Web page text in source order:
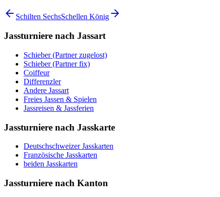
Schilten SechsSchellen König
Jassturniere nach Jassart
Schieber (Partner zugelost)
Schieber (Partner fix)
Coiffeur
Differenzler
Andere Jassart
Freies Jassen & Spielen
Jassreisen & Jassferien
Jassturniere nach Jasskarte
Deutschschweizer Jasskarten
Französische Jasskarten
beiden Jasskarten
Jassturniere nach Kanton